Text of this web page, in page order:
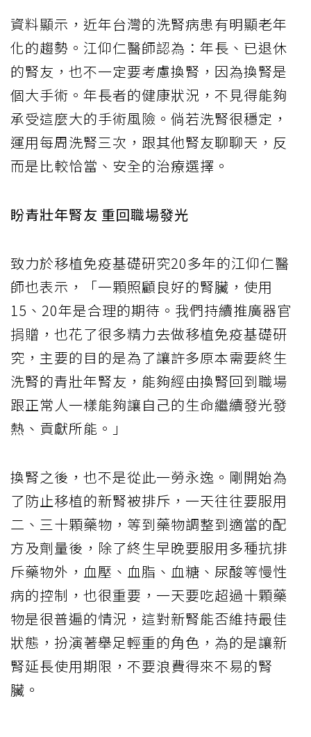
資料顯示，近年台灣的洗腎病患有明顯老年
化的趨勢。江仰仁醫師認為：年長、已退休
的腎友，也不一定要考慮換腎，因為換腎是
個大手術。年長者的健康狀況，不見得能夠
承受這麼大的手術風險。倘若洗腎很穩定，
運用每周洗腎三次，跟其他腎友聊聊天，反
而是比較恰當、安全的治療選擇。
盼青壯年腎友 重回職場發光
致力於移植免疫基礎研究20多年的江仰仁醫
師也表示，「一顆照顧良好的腎臟，使用
15、20年是合理的期待。我們持續推廣器官
捐贈，也花了很多精力去做移植免疫基礎研
究，主要的目的是為了讓許多原本需要終生
洗腎的青壯年腎友，能夠經由換腎回到職場
跟正常人一樣能夠讓自己的生命繼續發光發
熱、貢獻所能。」
換腎之後，也不是從此一勞永逸。剛開始為
了防止移植的新腎被排斥，一天往往要服用
二、三十顆藥物，等到藥物調整到適當的配
方及劑量後，除了終生早晚要服用多種抗排
斥藥物外，血壓、血脂、血糖、尿酸等慢性
病的控制，也很重要，一天要吃超過十顆藥
物是很普遍的情況，這對新腎能否維持最佳
狀態，扮演著舉足輕重的角色，為的是讓新
腎延長使用期限，不要浪費得來不易的腎
臟。